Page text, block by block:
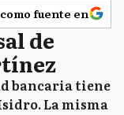
fuente en
de
bancaria tiene
La misma